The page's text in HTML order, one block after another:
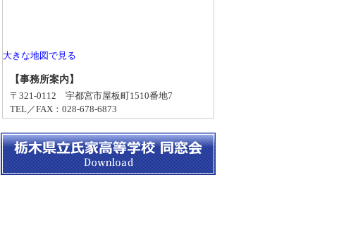
大きな地図で見る
【事務所案内】
〒321-0112 宇都宮市屋板町1510番地7
TEL／FAX：028-678-6873